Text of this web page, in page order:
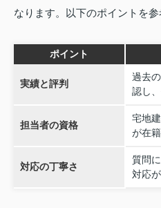
なります。以下のポイントを参
ポイント
実績と評判
過去
認し
担当者の資格
宅地
が在
対応の丁寧さ
質問
対応